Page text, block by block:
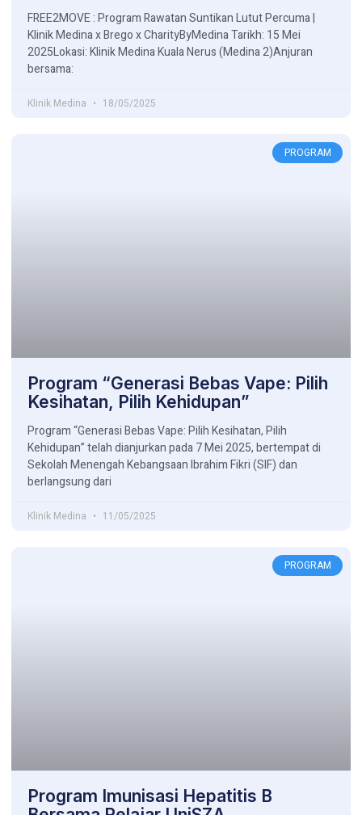
FREE2MOVE : Program Rawatan Suntikan Lutut Percuma |
Klinik Medina x Brego x CharityByMedina Tarikh: 15 Mei
2025Lokasi: Klinik Medina Kuala Nerus (Medina 2)Anjuran
bersama:
Klinik Medina 18/05/2025
PROGRAM
Program “Generasi Bebas Vape: Pilih
Kesihatan, Pilih Kehidupan”
Program “Generasi Bebas Vape: Pilih Kesihatan, Pilih
Kehidupan” telah dianjurkan pada 7 Mei 2025, bertempat di
Sekolah Menengah Kebangsaan Ibrahim Fikri (SIF) dan
berlangsung dari
Klinik Medina 11/05/2025
PROGRAM
Program Imunisasi Hepatitis B